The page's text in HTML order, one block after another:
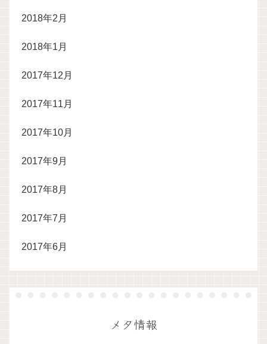
2018年2月
2018年1月
2017年12月
2017年11月
2017年10月
2017年9月
2017年8月
2017年7月
2017年6月
メタ情報